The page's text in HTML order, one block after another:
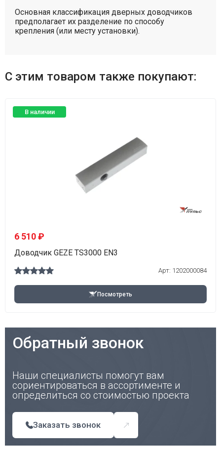
Основная классификация дверных доводчиков
предполагает их разделение по способу
крепления (или месту установки).
С этим товаром также покупают:
В наличии
6 510 ₽
Доводчик GEZE TS3000 EN3
Арт: 1202000084
Посмотреть
Обратный звонок
Наши специалисты помогут вам
сориентироваться в ассортименте и
определиться со стоимостью проекта
Заказать звонок